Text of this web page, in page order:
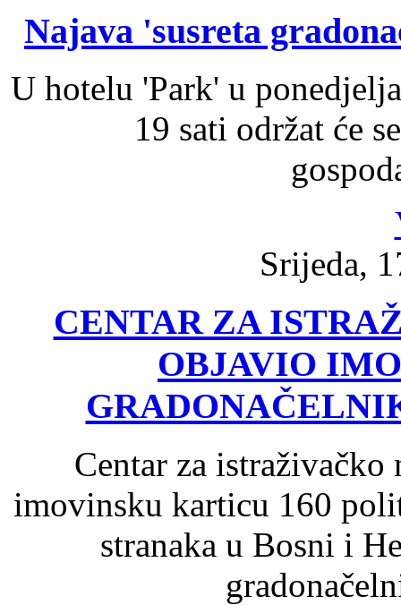
Najava 'susreta
U hotelu 'Park' u
19 sati održat će
Srijeda,
CENTAR ZA
OBJAVIO
Centar za
imovinsku karticu 160
stranaka u Bosni i